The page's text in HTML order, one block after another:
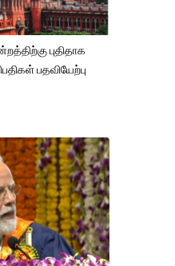
புதிதாக
பதவியேற்பு